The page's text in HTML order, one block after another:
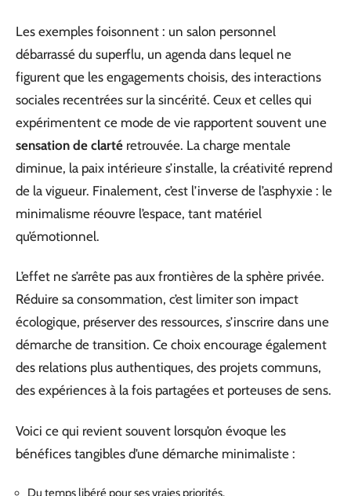
Les exemples foisonnent : un salon personnel
débarrassé du superflu, un agenda dans lequel ne
figurent que les engagements choisis, des interactions
sociales recentrées sur la sincérité. Ceux et celles qui
expérimentent ce mode de vie rapportent souvent une
sensation de clarté retrouvée. La charge mentale
diminue, la paix intérieure s’installe, la créativité reprend
de la vigueur. Finalement, c’est l’inverse de l’asphyxie : le
minimalisme réouvre l’espace, tant matériel
qu’émotionnel.
L’effet ne s’arrête pas aux frontières de la sphère privée.
Réduire sa consommation, c’est limiter son impact
écologique, préserver des ressources, s’inscrire dans une
démarche de transition. Ce choix encourage également
des relations plus authentiques, des projets communs,
des expériences à la fois partagées et porteuses de sens.
Voici ce qui revient souvent lorsqu’on évoque les
bénéfices tangibles d’une démarche minimaliste :
Du temps libéré pour ses vraies priorités.